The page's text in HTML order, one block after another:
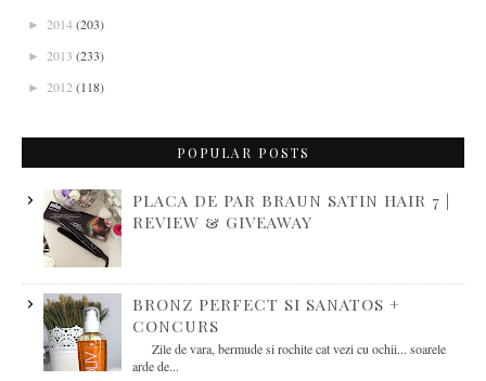
► 2014(203)
► 2013 (233)
► 2012 (118)
POPULAR POSTS
PLACA DE PAR BRAUN SATIN HAIR 7 |
REVIEW & GIVEAWAY
BRONZ PERFECT SI SANATOS +
CONCURS
Zile de vara, bermude si rochite cat vezi cu ochii... soarele
arde de...